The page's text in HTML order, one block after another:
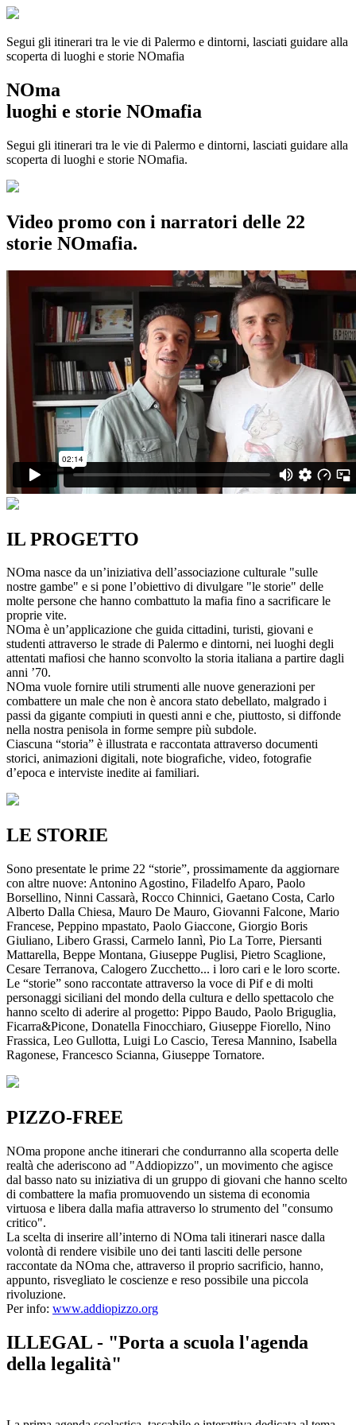
Segui gli itinerari tra le vie di Palermo e dintorni, lasciati guidare alla
scoperta di luoghi e storie NOmafia
NOma
luoghi e storie NOmafia
Segui gli itinerari tra le vie di Palermo e dintorni, lasciati guidare alla
scoperta di luoghi e storie NOmafia.
Video promo con i narratori delle 22
storie NOmafia.
IL PROGETTO
NOma nasce da un’iniziativa dell’associazione culturale "sulle
nostre gambe" e si pone l’obiettivo di divulgare "le storie" delle
molte persone che hanno combattuto la mafia fino a sacrificare le
proprie vite.
NOma è un’applicazione che guida cittadini, turisti, giovani e
studenti attraverso le strade di Palermo e dintorni, nei luoghi degli
attentati mafiosi che hanno sconvolto la storia italiana a partire dagli
anni ’70.
NOma vuole fornire utili strumenti alle nuove generazioni per
combattere un male che non è ancora stato debellato, malgrado i
passi da gigante compiuti in questi anni e che, piuttosto, si diffonde
nella nostra penisola in forme sempre più subdole.
Ciascuna “storia” è illustrata e raccontata attraverso documenti
storici, animazioni digitali, note biografiche, video, fotografie
d’epoca e interviste inedite ai familiari.
LE STORIE
Sono presentate le prime 22 “storie”, prossimamente da aggiornare
con altre nuove: Antonino Agostino, Filadelfo Aparo, Paolo
Borsellino, Ninni Cassarà, Rocco Chinnici, Gaetano Costa, Carlo
Alberto Dalla Chiesa, Mauro De Mauro, Giovanni Falcone, Mario
Francese, Peppino mpastato, Paolo Giaccone, Giorgio Boris
Giuliano, Libero Grassi, Carmelo Iannì, Pio La Torre, Piersanti
Mattarella, Beppe Montana, Giuseppe Puglisi, Pietro Scaglione,
Cesare Terranova, Calogero Zucchetto... i loro cari e le loro scorte.
Le “storie” sono raccontate attraverso la voce di Pif e di molti
personaggi siciliani del mondo della cultura e dello spettacolo che
hanno scelto di aderire al progetto: Pippo Baudo, Paolo Briguglia,
Ficarra&Picone, Donatella Finocchiaro, Giuseppe Fiorello, Nino
Frassica, Leo Gullotta, Luigi Lo Cascio, Teresa Mannino, Isabella
Ragonese, Francesco Scianna, Giuseppe Tornatore.
PIZZO-FREE
NOma propone anche itinerari che condurranno alla scoperta delle
realtà che aderiscono ad "Addiopizzo", un movimento che agisce
dal basso nato su iniziativa di un gruppo di giovani che hanno scelto
di combattere la mafia promuovendo un sistema di economia
virtuosa e libera dalla mafia attraverso lo strumento del "consumo
critico".
La scelta di inserire all’interno di NOma tali itinerari nasce dalla
volontà di rendere visibile uno dei tanti lasciti delle persone
raccontate da NOma che, attraverso il proprio sacrificio, hanno,
appunto, risvegliato le coscienze e reso possibile una piccola
rivoluzione.
Per info: www.addiopizzo.org
ILLEGAL - "Porta a scuola l'agenda
della legalità"